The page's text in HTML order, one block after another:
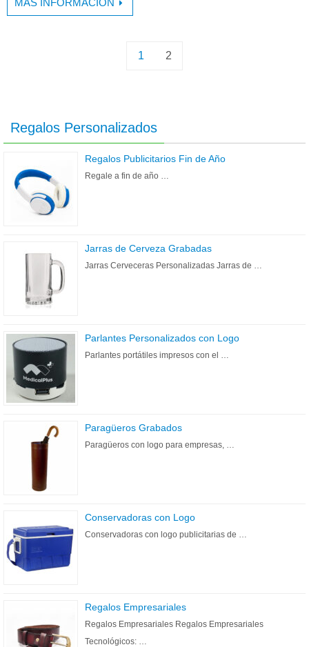
MÁS INFORMACIÓN
1 2
Regalos Personalizados
Regalos Publicitarios Fin de Año
Regale a fin de año …
Jarras de Cerveza Grabadas
Jarras Cerveceras Personalizadas Jarras de …
Parlantes Personalizados con Logo
Parlantes portátiles impresos con el …
Paragüeros Grabados
Paragüeros con logo para empresas, …
Conservadoras con Logo
Conservadoras con logo publicitarias de …
Regalos Empresariales
Regalos Empresariales Regalos Empresariales
Tecnológicos: …